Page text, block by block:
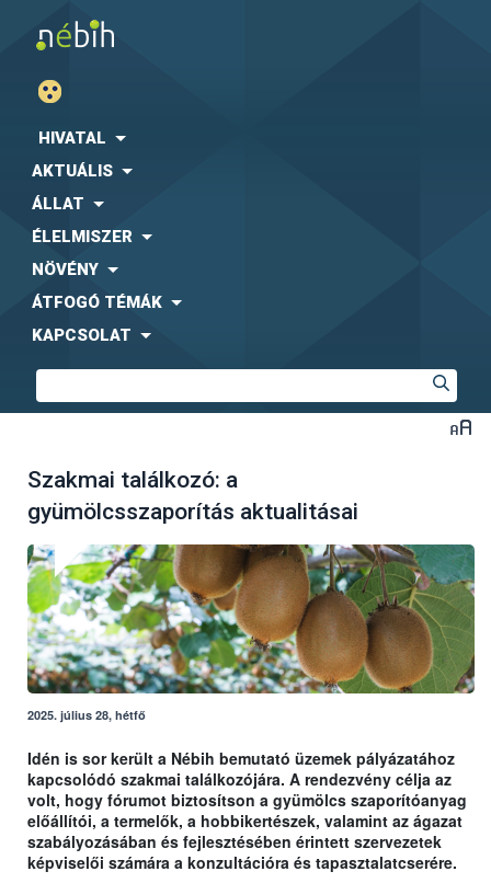
HIVATAL
AKTUÁLIS
ÁLLAT
ÉLELMISZER
NÖVÉNY
ÁTFOGÓ TÉMÁK
KAPCSOLAT
Szakmai találkozó: a
gyümölcsszaporítás aktualitásai
2025. július 28, hétfő
Idén is sor került a Nébih bemutató üzemek pályázatához
kapcsolódó szakmai találkozójára. A rendezvény célja az
volt, hogy fórumot biztosítson a gyümölcs szaporítóanyag
előállítói, a termelők, a hobbikertészek, valamint az ágazat
szabályozásában és fejlesztésében érintett szervezetek
képviselői számára a konzultációra és tapasztalatcserére.